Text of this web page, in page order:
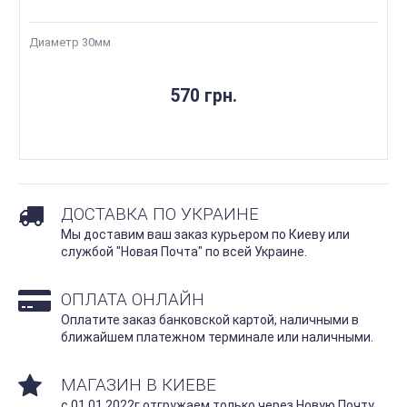
Диаметр 30мм
570 грн.
ДОСТАВКА ПО УКРАИНЕ
Мы доставим ваш заказ курьером по Киеву или
службой "Новая Почта" по всей Украине.
ОПЛАТА ОНЛАЙН
Оплатите заказ банковской картой, наличными в
ближайшем платежном терминале или наличными.
МАГАЗИН В КИЕВЕ